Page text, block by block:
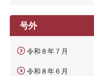
号外
令和８年７月
令和８年６月